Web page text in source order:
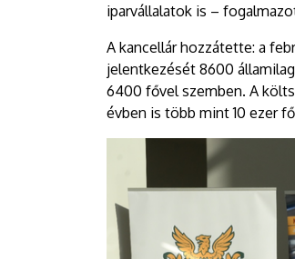
iparvállalatok is –
A kancellár hozzátette: a
jelentkezését 8600
6400 fővel szemben. A
évben is több mint 10 ezer